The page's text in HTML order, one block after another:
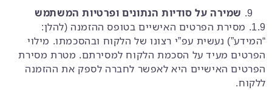
שמירה על סודיות הנתונים ופרטיות המשתמש
1.9. מסירת הפרטים האישיים בטופס ההזמנה (להלן:
“המידע”) נעשית עפ”י רצונו של הלקוח ובהסכמתו. מילוי
הפרטים מעיד על הסכמת הלקוח למסירתם. מטרת מסירת
הפרטים האישיים היא לאפשר לחברה לספק את ההזמנה
ללקוח.